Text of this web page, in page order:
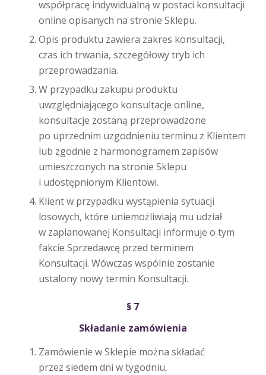
współpracę indywidualną w postaci konsultacji
online opisanych na stronie Sklepu.
Opis produktu zawiera zakres konsultacji,
czas ich trwania, szczegółowy tryb ich
przeprowadzania.
W przypadku zakupu produktu
uwzględniającego konsultacje online,
konsultacje zostaną przeprowadzone
po uprzednim uzgodnieniu terminu z Klientem
lub zgodnie z harmonogramem zapisów
umieszczonych na stronie Sklepu
i udostępnionym Klientowi.
Klient w przypadku wystąpienia sytuacji
losowych, które uniemożliwiają mu udział
w zaplanowanej Konsultacji informuje o tym
fakcie Sprzedawcę przed terminem
Konsultacji. Wówczas wspólnie zostanie
ustalony nowy termin Konsultacji.
§ 7
Składanie zamówienia
Zamówienie w Sklepie można składać
przez siedem dni w tygodniu,